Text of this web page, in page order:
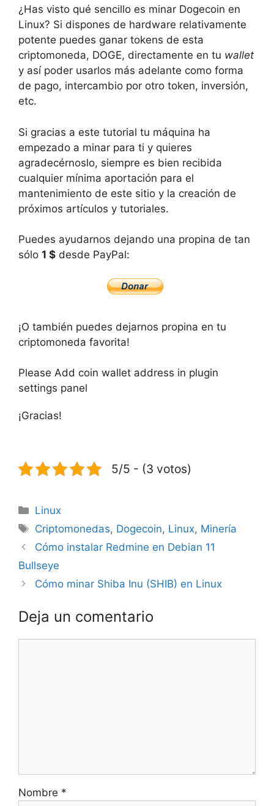
¿Has visto qué sencillo es minar Dogecoin en
Linux? Si dispones de hardware relativamente
potente puedes ganar tokens de esta
criptomoneda, DOGE, directamente en tu wallet
y así poder usarlos más adelante como forma
de pago, intercambio por otro token, inversión,
etc.
Si gracias a este tutorial tu máquina ha
empezado a minar para ti y quieres
agradecérnoslo, siempre es bien recibida
cualquier mínima aportación para el
mantenimiento de este sitio y la creación de
próximos artículos y tutoriales.
Puedes ayudarnos dejando una propina de tan
sólo 1 $ desde PayPal:
¡O también puedes dejarnos propina en tu
criptomoneda favorita!
Please Add coin wallet address in plugin
settings panel
¡Gracias!
5/5 - (3 votos)
Categorías
Linux
Etiquetas
Criptomonedas, Dogecoin, Linux, Minería
Cómo instalar Redmine en Debian 11
Bullseye
Cómo minar Shiba Inu (SHIB) en Linux
Deja un comentario
Nombre *